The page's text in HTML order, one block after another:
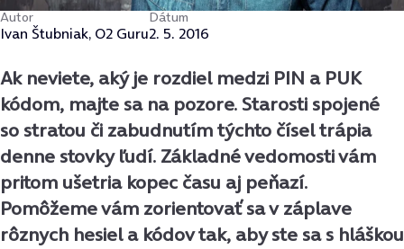
Autor
Ivan Štubniak, O2 Guru
Dátum
2. 5. 2016
Ak neviete, aký je rozdiel medzi PIN a PUK
kódom, majte sa na pozore. Starosti spojené
so stratou či zabudnutím týchto čísel trápia
denne stovky ľudí. Základné vedomosti vám
pritom ušetria kopec času aj peňazí.
Pomôžeme vám zorientovať sa v záplave
rôznych hesiel a kódov tak, aby ste sa s hláškou